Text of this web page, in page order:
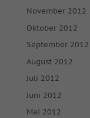
November 2012
Oktober 2012
September 2012
August 2012
Juli 2012
Juni 2012
Mai 2012